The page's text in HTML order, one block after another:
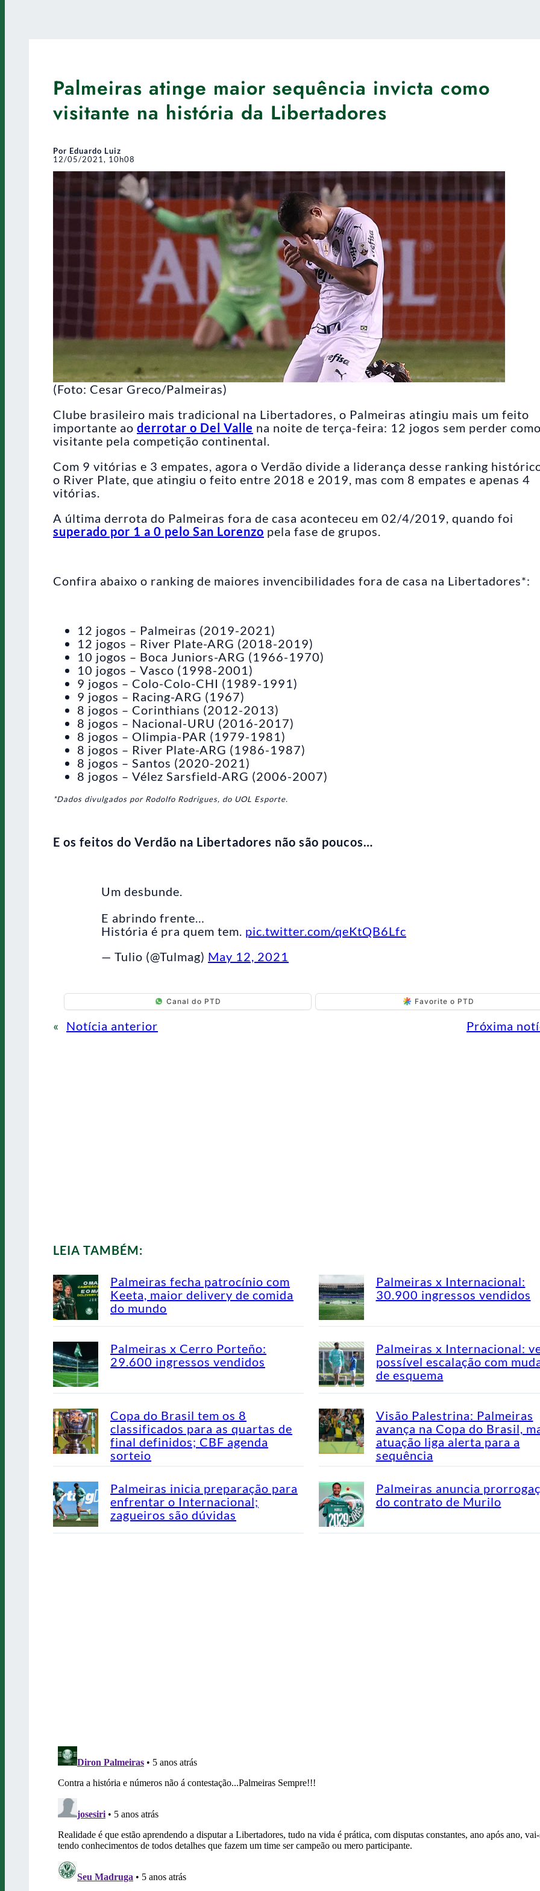
Palmeiras atinge maior sequência invicta como
visitante na história da Libertadores
Por Eduardo Luiz
12/05/2021, 10h08
(Foto: Cesar Greco/Palmeiras)
Clube brasileiro mais tradicional na Libertadores, o Palmeiras atingiu mais um feito
importante ao derrotar o Del Valle na noite de terça-feira: 12 jogos sem perder
visitante pela competição continental.
Com 9 vitórias e 3 empates, agora o Verdão divide a liderança desse ranking
o River Plate, que atingiu o feito entre 2018 e 2019, mas com 8 empates e apenas 4
vitórias.
A última derrota do Palmeiras fora de casa aconteceu em 02/4/2019, quando foi
superado por 1 a 0 pelo San Lorenzo pela fase de grupos.
Confira abaixo o ranking de maiores invencibilidades fora de casa na Libertadores*:
12 jogos – Palmeiras (2019-2021)
12 jogos – River Plate-ARG (2018-2019)
10 jogos – Boca Juniors-ARG (1966-1970)
10 jogos – Vasco (1998-2001)
9 jogos – Colo-Colo-CHI (1989-1991)
9 jogos – Racing-ARG (1967)
8 jogos – Corinthians (2012-2013)
8 jogos – Nacional-URU (2016-2017)
8 jogos – Olimpia-PAR (1979-1981)
8 jogos – River Plate-ARG (1986-1987)
8 jogos – Santos (2020-2021)
8 jogos – Vélez Sarsfield-ARG (2006-2007)
*Dados divulgados por Rodolfo Rodrigues, do UOL Esporte.
E os feitos do Verdão na Libertadores não são poucos…
Um desbunde.
E abrindo frente…
História é pra quem tem. pic.twitter.com/qeKtQB6Lfc
— Tulio (@Tulmag) May 12, 2021
Canal do PTD Favorite o PTD
« Notícia anterior Próxima
LEIA TAMBÉM:
Palmeiras fecha patrocínio com
Keeta, maior delivery de comida
do mundo
Palmeiras x Internacional:
30.900 ingressos vendidos
Palmeiras x Cerro Porteño:
29.600 ingressos vendidos
Palmeiras x Internacional:
possível escalação com
de esquema
Copa do Brasil tem os 8
classificados para as quartas de
final definidos; CBF agenda
sorteio
Visão Palestrina: Palmeiras
avança na Copa do Brasil,
atuação liga alerta para a
sequência
Palmeiras inicia preparação para
enfrentar o Internacional;
zagueiros são dúvidas
Palmeiras anuncia
do contrato de Murilo